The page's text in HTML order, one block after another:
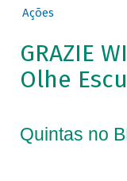
Ações
GRAZIE
Olhe
Quintas no